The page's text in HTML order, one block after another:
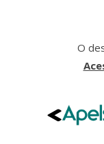
O